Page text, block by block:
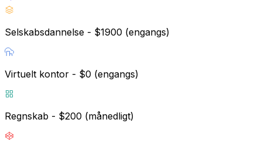
Selskabsdannelse - $1900 (engangs)
Virtuelt kontor - $0 (engangs)
Regnskab - $200 (månedligt)